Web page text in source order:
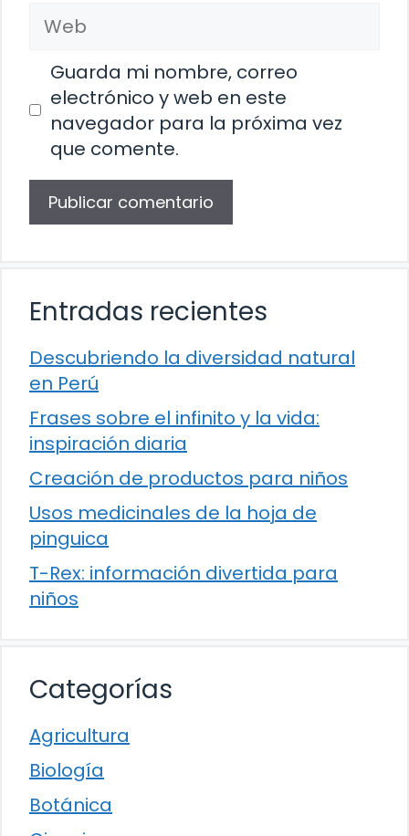
Web
Guarda mi nombre, correo
electrónico y web en este
navegador para la próxima vez
que comente.
Entradas recientes
Descubriendo la diversidad natural
en Perú
Frases sobre el infinito y la vida:
inspiración diaria
Creación de productos para niños
Usos medicinales de la hoja de
pinguica
T-Rex: información divertida para
niños
Categorías
Agricultura
Biología
Botánica